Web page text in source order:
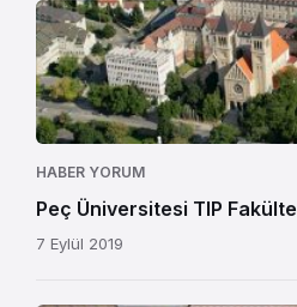
HABER YORUM
Peç Üniversitesi TIP
7 Eylül 2019